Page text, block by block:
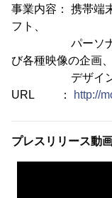
事業内容： 携帯端
フト、
パーソナルコ
び各種映像の企画、
デザイン、
URL ：
http://
プレスリリース動